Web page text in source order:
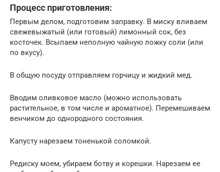
Процесс приготовления:
Первым делом, подготовим заправку. В миску вливаем
свежевыжатый (или готовый) лимонный сок, без
косточек. Всыпаем неполную чайную ложку соли (или
по вкусу).
В общую посуду отправляем горчицу и жидкий мед.
Вводим оливковое масло (можно использовать
растительное, в том числе и ароматное). Перемешиваем
венчиком до однородного состояния.
Капусту нарезаем тоненькой соломкой.
Редиску моем, убираем ботву и корешки. Нарезаем ее